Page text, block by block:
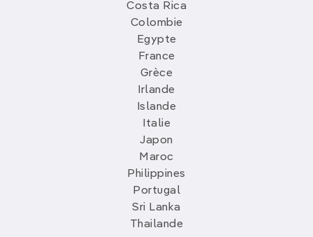
Costa Rica
Colombie
Egypte
France
Grèce
Irlande
Islande
Italie
Japon
Maroc
Philippines
Portugal
Sri Lanka
Thailande